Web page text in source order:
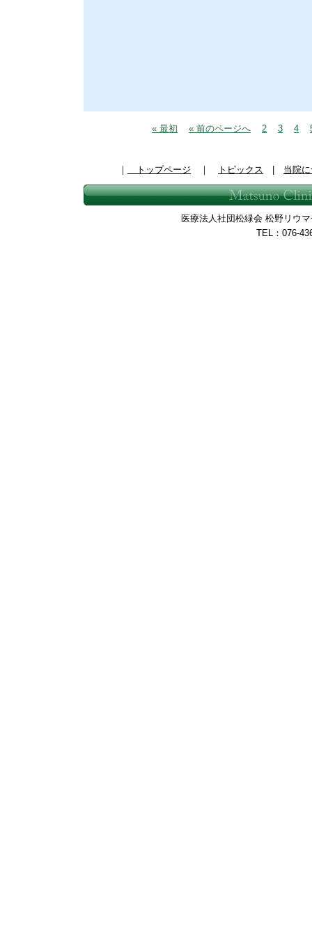
« 最初 « 前のページへ 2 3 4
｜ トップページ ｜ トピックス 当院
医療法人社団松緑会 松野リウ
TEL：076-